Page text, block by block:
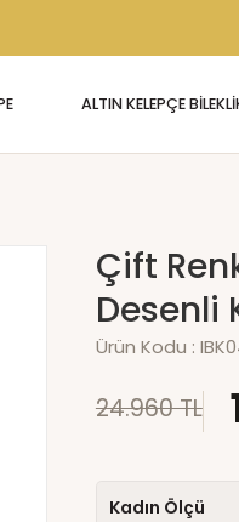
ALTIN KELEPÇE
Çift
Desenli
Ürün Kodu :
24.960 TL
Kadın Ölçü